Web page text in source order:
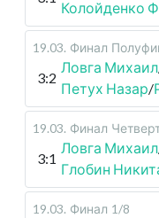
Колойденко
19.03. Финал
3:2
Ловга Михаил
Петух Назар/
19.03. Финал
3:1
Ловга Михаил
Глобин
19.03. Финал 1/8